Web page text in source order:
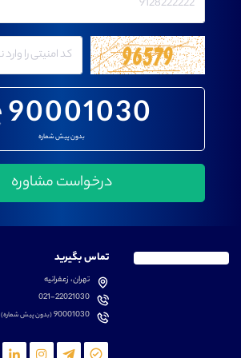
90001030
بدون پیش شماره
تماس بگیرید
تهران، زعفرانیه
021-22021030
90001030(بدون پیش شماره)